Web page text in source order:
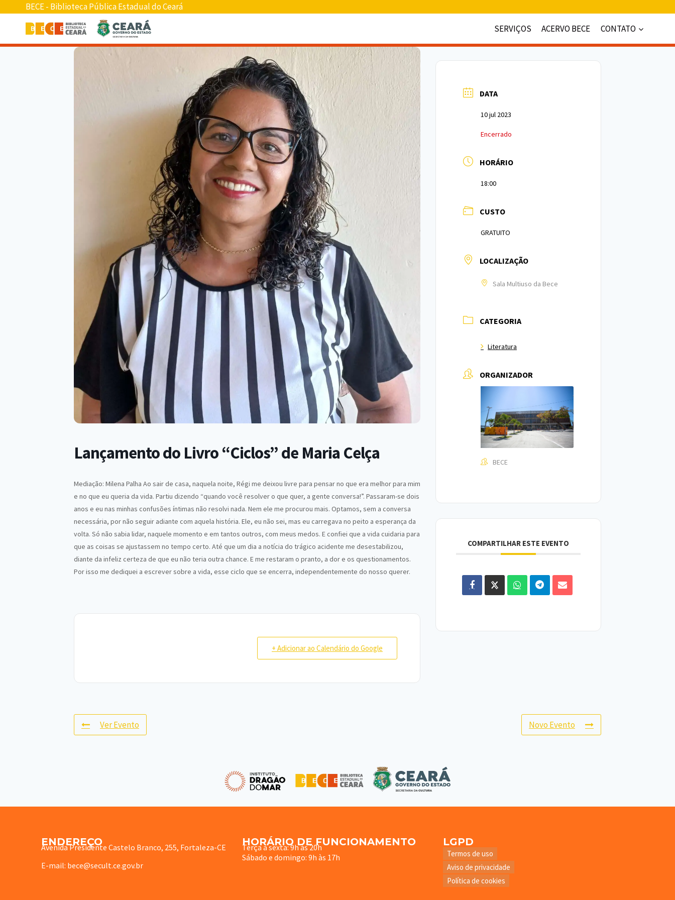
BECE - Biblioteca Pública Estadual do Ceará
SERVIÇOS
ACERVO BECE CONTATO
Lançamento do Livro “Ciclos” de Maria Celça
Mediação: Milena Palha Ao sair de casa, naquela noite, Régi me deixou livre para pensar no que era melhor para mim
e no que eu queria da vida. Partiu dizendo “quando você resolver o que quer, a gente conversa!”. Passaram-se dois
anos e eu nas minhas confusões íntimas não resolvi nada. Nem ele me procurou mais. Optamos, sem a conversa
necessária, por não seguir adiante com aquela história. Ele, eu não sei, mas eu carregava no peito a esperança da
volta. Só não sabia lidar, naquele momento e em tantos outros, com meus medos. E confiei que a vida cuidaria para
que as coisas se ajustassem no tempo certo. Até que um dia a notícia do trágico acidente me desestabilizou,
diante da infeliz certeza de que eu não teria outra chance. E me restaram o pranto, a dor e os questionamentos.
Por isso me dediquei a escrever sobre a vida, esse ciclo que se encerra, independentemente do nosso querer.
+ Adicionar ao Calendário do Google
DATA
10 jul 2023
Encerrado
HORÁRIO
18:00
CUSTO
GRATUITO
LOCALIZAÇÃO
Sala Multiuso da Bece
CATEGORIA
Literatura
ORGANIZADOR
BECE
COMPARTILHAR ESTE EVENTO
Ver Evento Novo Evento
ENDEREÇO
Avenida Presidente Castelo Branco, 255, Fortaleza-CE
E-mail: bece@secult.ce.gov.br
HORÁRIO DE FUNCIONAMENTO
Terça à sexta: 9h às 20h
Sábado e domingo: 9h às 17h
LGPD
Termos de uso
Aviso de privacidade
Política de cookies